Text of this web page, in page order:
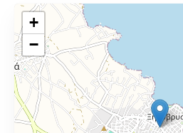
+
−